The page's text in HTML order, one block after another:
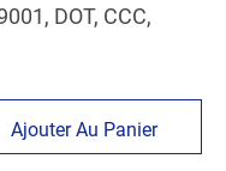
DOT, CCC,
Ajouter Au Panier